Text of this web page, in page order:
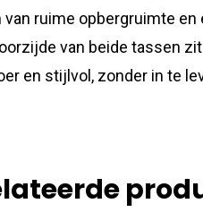
van ruime opbergruimte
van beide tassen
en stijlvol, zonder in te